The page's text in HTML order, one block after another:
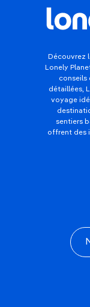
Découvrez
Lonely
conseils
détaillées,
voyage
sentiers
offrent des